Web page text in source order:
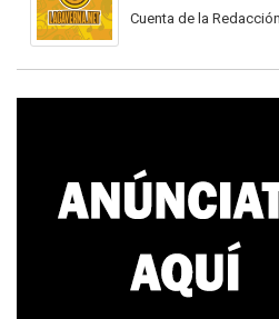
Cuenta de la